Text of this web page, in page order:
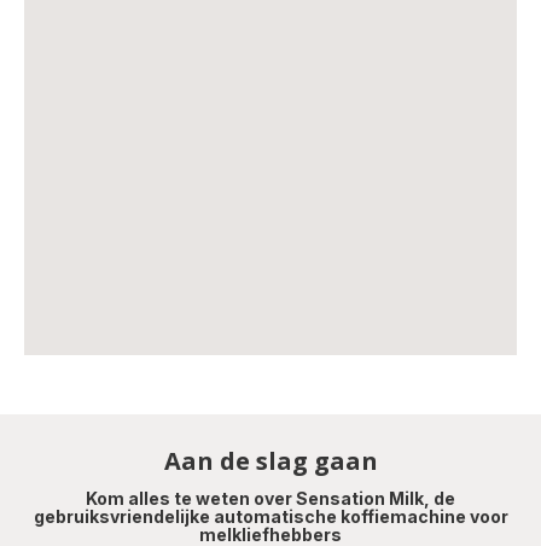
Aan de slag gaan
Kom alles te weten over Sensation Milk, de
gebruiksvriendelijke automatische koffiemachine voor
melkliefhebbers